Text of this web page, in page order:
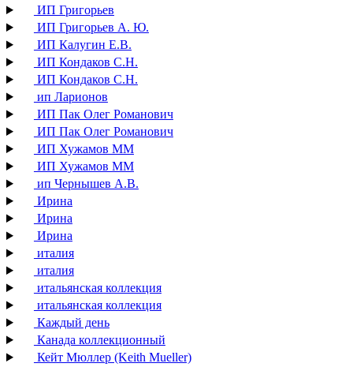
ИП Григорьев
ИП Григорьев А. Ю.
ИП Калугин Е.В.
ИП Кондаков С.Н.
ИП Кондаков С.Н.
ип Ларионов
ИП Пак Олег Романович
ИП Пак Олег Романович
ИП Хужамов ММ
ИП Хужамов ММ
ип Чернышев А.В.
Ирина
Ирина
Ирина
италия
италия
итальянская коллекция
итальянская коллекция
Каждый день
Канада коллекционный
Кейт Мюллер (Keith Mueller)